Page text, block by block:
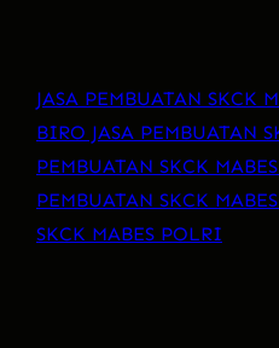
JASA PEMBUATAN SKCK
BIRO JASA PEMBUATAN
PEMBUATAN SKCK
PEMBUATAN SKCK
SKCK MABES POLRI